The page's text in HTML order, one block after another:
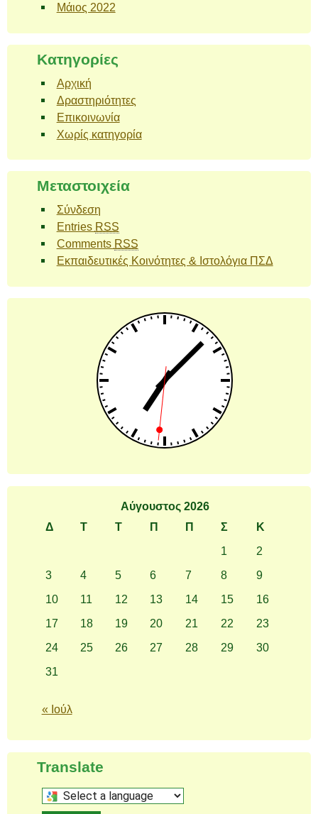
Μάιος 2022
Kατηγορίες
Αρχική
Δραστηριότητες
Επικοινωνία
Χωρίς κατηγορία
Μεταστοιχεία
Σύνδεση
Entries RSS
Comments RSS
Εκπαιδευτικές Κοινότητες & Ιστολόγια ΠΣΔ
Αύγουστος 2026
Δ
Τ Τ Π Π Σ
Κ
1
2
3
4 5 6 7 8
9
10
11 12 13 14 15
16
17
18 19 20 21 22
23
24
25 26 27 28 29
30
31
« Ιούλ
Translate
Select